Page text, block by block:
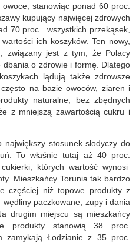
stanowiąc ponad 60 proc.
kupujący najwięcej zdrowych
70 proc. wszystkich przekąsek,
ich koszyków. Ten nowy,
związany jest z tym, że Polacy
o zdrowie i formę. Dlatego
lądują także zdrowsze
na bazie owoców, ziaren i
naturalne, bez zbędnych
z mniejszą zawartością cukru i
stosunek słodyczy do
To właśnie tutaj aż 40 proc.
których wartość wynosi
Mieszkańcy Torunia tak bardzo
częściej niż topowe produkty z
paczkowane, zupy i dania
drugim miejscu są mieszkańcy
produkty stanowią 38 proc.
zamykają Łodzianie z 35 proc.